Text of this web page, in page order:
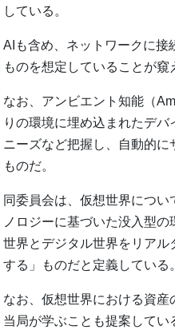
している。
AIも含め、ネットワークに接
ものを想定していることが窺
なお、アンビエント知能（
りの環境に埋め込まれたデ
ニーズなど把握し、自動的
ものだ。
同委員会は、仮想世界につ
ノロジーに基づいた没入型
世界とデジタル世界をリアル
する」ものだと定義している。
なお、仮想世界における資産
当局が学ぶことも提案して